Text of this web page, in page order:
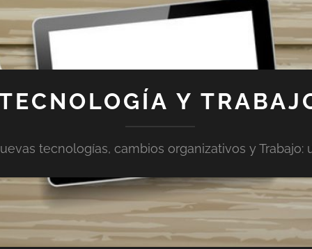
Y
tecnologías, cambios organizativos y Trabajo: